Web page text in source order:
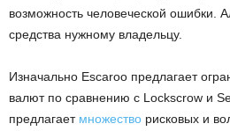
возможность человеческой ошибки.
средства нужному владельцу.
Изначально Escaroo предлагает
валют по сравнению с Lockscrow и
предлагает множество рисковых и